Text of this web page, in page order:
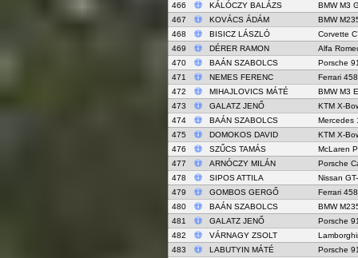
466
KÁLÓCZY BALÁZS
BMW M3
467
KOVÁCS ÁDÁM
BMW
468
BISICZ LÁSZLÓ
Corvette
469
DÉRER RAMON
Alfa
470
BAÁN SZABOLCS
Porsche
471
NEMES FERENC
Ferrari 458
472
MIHAJLOVICS MÁTÉ
BMW M3
473
GALATZ JENŐ
KTM X-
474
BAÁN SZABOLCS
Mercedes
475
DOMOKOS DAVID
KTM X-
476
SZŰCS TAMÁS
McLaren
477
ARNÓCZY MILÁN
Porsche
478
SIPOS ATTILA
Nissan
479
GOMBOS GERGŐ
Ferrari 458
480
BAÁN SZABOLCS
BMW
481
GALATZ JENŐ
Porsche
482
VÁRNAGY ZSOLT
483
LABUTYIN MÁTÉ
Porsche